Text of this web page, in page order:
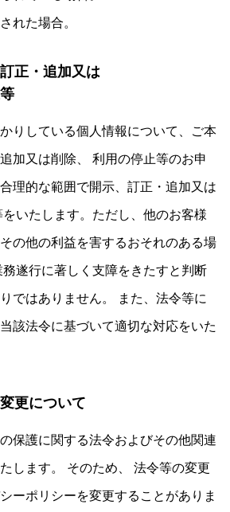
れた場合。
正・追加又は
りしている個人情報について、ご本
加又は削除、 利用の停止等のお申
理的な範囲で開示、訂正・追加又は
いたします。ただし、他のお客様
の他の利益を害するおそれのある場
遂行に著しく支障をきたすと判断
ではありません。 また、法令等に
該法令に基づいて適切な対応をいた
更について
保護に関する法令およびその他関連
します。 そのため、 法令等の変更
ーポリシーを変更することがありま